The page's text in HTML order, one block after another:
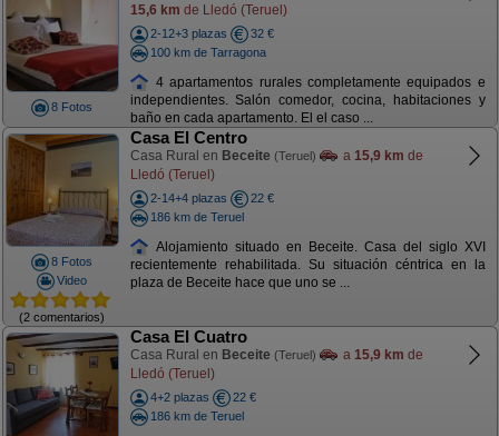
8 Fotos
15,6 km de Lledó (Teruel)
2-12+3 plazas
32 €
100 km de Tarragona
4 apartamentos rurales completamente equipados e
independientes. Salón comedor, cocina, habitaciones y
baño en cada apartamento. El el caso ...
8 Fotos
Video
(2 comentarios)
Casa El Centro
Casa Rural en Beceite (Teruel) a 15,9 km de
Lledó (Teruel)
2-14+4 plazas
22 €
186 km de Teruel
Alojamiento situado en Beceite. Casa del siglo XVI
recientemente rehabilitada. Su situación céntrica en la
plaza de Beceite hace que uno se ...
Casa El Cuatro
Casa Rural en Beceite (Teruel) a 15,9 km de
Lledó (Teruel)
4+2 plazas
22 €
186 km de Teruel